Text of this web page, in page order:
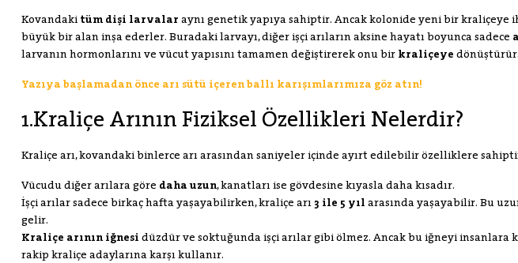
Kovandaki tüm dişi larvalar aynı genetik yapıya sahiptir. Ancak kolonide yeni bir
büyük bir alan inşa ederler. Buradaki larvayı, diğer işçi arıların aksine hayatı boyunca sadece
larvanın hormonlarını ve vücut yapısını tamamen değiştirerek onu bir kraliçeye dönüştürür.
Yazıya başlamadan önce arı sütü içeren ballı karışımlarımıza göz atın!
1.Kraliçe Arının Fiziksel Özellikleri Nelerdir?
Kraliçe arı, kovandaki binlerce arı arasından saniyeler içinde ayırt edilebilir özelliklere
Vücudu diğer arılara göre daha uzun, kanatları ise gövdesine kıyasla daha kısadır.
İşçi arılar sadece birkaç hafta yaşayabilirken, kraliçe arı 3 ile 5 yıl arasında yaşayabilir. Bu
gelir.
Kraliçe arının iğnesi düzdür ve soktuğunda işçi arılar gibi ölmez. Ancak bu iğneyi insanlara
rakip kraliçe adaylarına karşı kullanır.